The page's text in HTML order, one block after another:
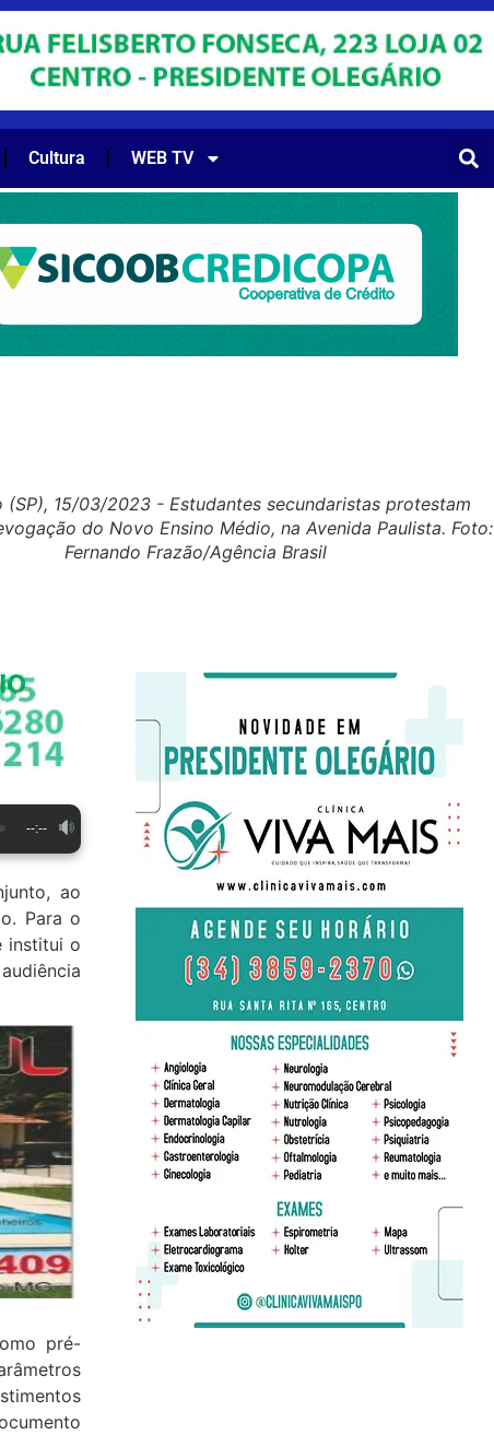
Cultura WEB TV
(SP), 15/03/2023 - Estudantes secundaristas protestam
do Novo Ensino Médio, na Avenida Paulista. Foto:
Fernando Frazão/Agência Brasil
--:--
ao
Para o
institui o
pré-